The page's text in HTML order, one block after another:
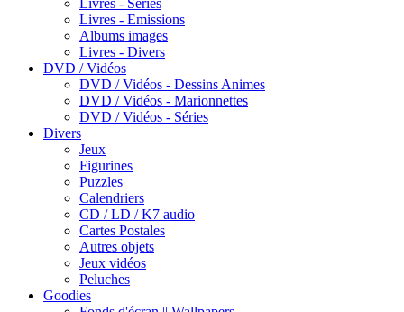
Livres - Séries
Livres - Emissions
Albums images
Livres - Divers
DVD / Vidéos
DVD / Vidéos - Dessins Animes
DVD / Vidéos - Marionnettes
DVD / Vidéos - Séries
Divers
Jeux
Figurines
Puzzles
Calendriers
CD / LD / K7 audio
Cartes Postales
Autres objets
Jeux vidéos
Peluches
Goodies